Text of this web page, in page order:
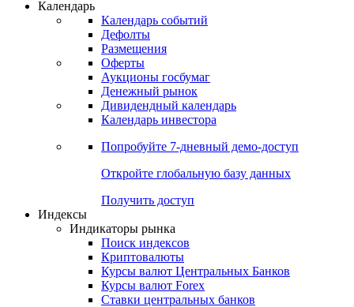
Календарь
Календарь событий
Дефолты
Размещения
Оферты
Аукционы госбумаг
Денежный рынок
Дивидендный календарь
Календарь инвестора
Попробуйте 7-дневный демо-доступ
Откройте глобальную базу данных
Получить доступ
Индексы
Индикаторы рынка
Поиск индексов
Криптовалюты
Курсы валют Центральных Банков
Курсы валют Forex
Ставки центральных банков